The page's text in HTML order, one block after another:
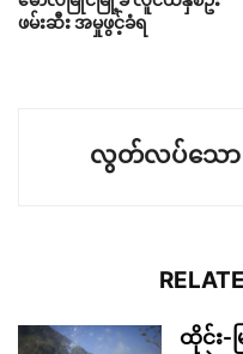
ဖမ်းဆီး အမှုဖွင့်ခံရ
လွတ်လပ်သော
ထိုင်း-